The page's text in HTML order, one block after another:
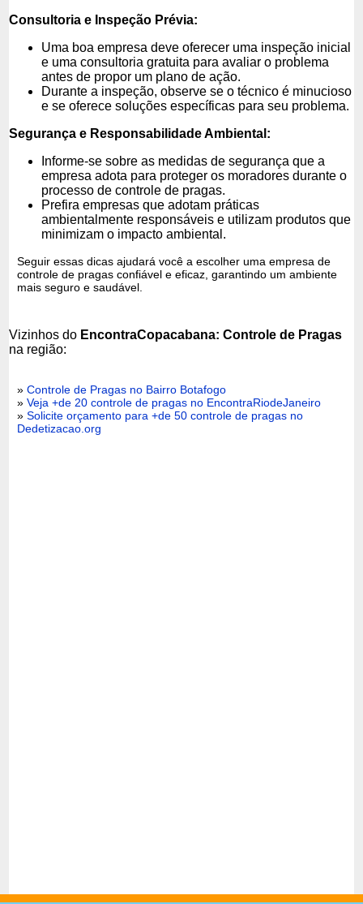
Consultoria e Inspeção Prévia:
Uma boa empresa deve oferecer uma inspeção inicial
e uma consultoria gratuita para avaliar o problema
antes de propor um plano de ação.
Durante a inspeção, observe se o técnico é minucioso
e se oferece soluções específicas para seu problema.
Segurança e Responsabilidade Ambiental:
Informe-se sobre as medidas de segurança que a
empresa adota para proteger os moradores durante o
processo de controle de pragas.
Prefira empresas que adotam práticas
ambientalmente responsáveis e utilizam produtos que
minimizam o impacto ambiental.
Seguir essas dicas ajudará você a escolher uma empresa de
controle de pragas confiável e eficaz, garantindo um ambiente
mais seguro e saudável.
Vizinhos do EncontraCopacabana: Controle de Pragas
na região:
»Controle de Pragas no Bairro Botafogo
»Veja +de 20 controle de pragas no EncontraRiodeJaneiro
»Solicite orçamento para +de 50 controle de pragas no
Dedetizacao.org